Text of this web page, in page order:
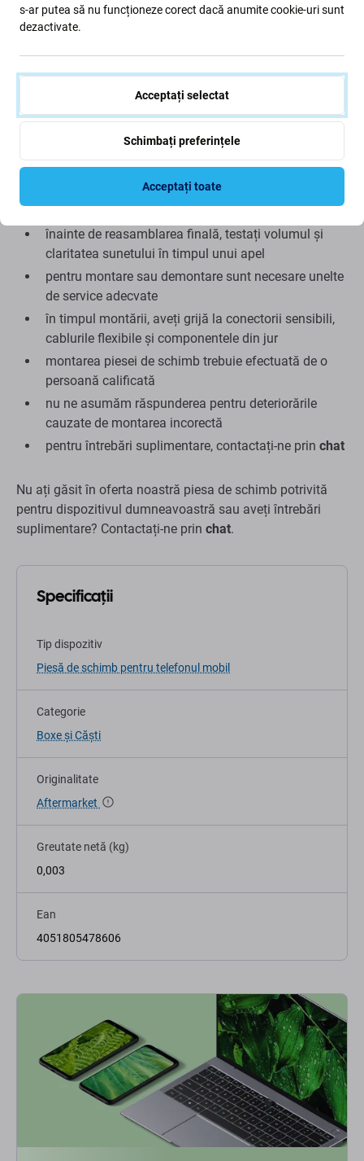
Aftermarket:Această piesă de schimb este fabricată de
un producător independent ca alternativă la componenta
piesa originală, pot exista mici diferențe de aspect,
finisare sau performanță.
Montare și recomandări:
înainte de montare, verificați și curățați grila
difuzorului intern
înainte de reasamblarea finală, testați volumul și
claritatea sunetului în timpul unui apel
pentru montare sau demontare sunt necesare unelte
de service adecvate
în timpul montării, aveți grijă la conectorii sensibili,
cablurile flexibile și componentele din jur
montarea piesei de schimb trebuie efectuată de o
persoană calificată
nu ne asumăm răspunderea pentru deteriorările
cauzate de montarea incorectă
pentru întrebări suplimentare, contactați-ne prin chat
Nu ați găsit în oferta noastră piesa de schimb potrivită
pentru dispozitivul dumneavoastră sau aveți întrebări
suplimentare? Contactați-ne prin chat.
Specificații
Tip dispozitiv
Piesă de schimb pentru telefonul mobil
Categorie
Boxe și Căști
Originalitate
Aftermarket
Greutate netă (kg)
0,003
Ean
4051805478606
s-ar putea să nu funcționeze corect dacă anumite cookie-uri sunt
dezactivate.
Acceptați selectat
Schimbați preferințele
Acceptați toate